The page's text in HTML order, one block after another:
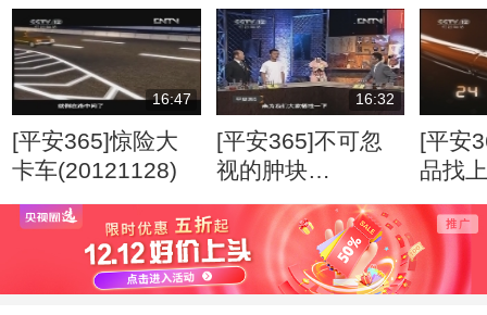
16:47
[平安365]惊险大
卡车(20121128)
16:32
[平安365]不可忽
视的肿块
(20120807)
[平安
品找